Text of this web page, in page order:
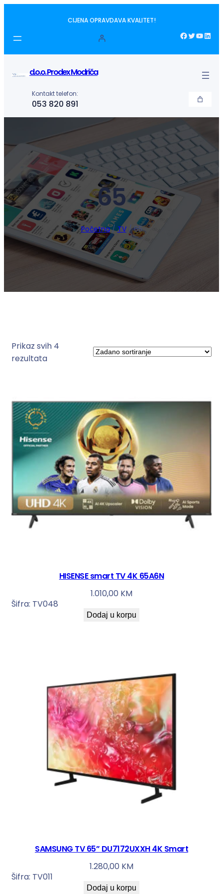
sadržaj
CIJENA OPRAVDAVA KVALITET!
Facebook Twitter YouTube LinkedIn
d.o.o. Prodex Modriča
Kontakt telefon:
053 820 891
65
Početna/TV/ 65
Prikaz svih 4
rezultata
HISENSE smart TV 4K 65A6N
1.010,00 KM
Šifra: TV048
Dodaj u korpu
SAMSUNG TV 65” DU7172UXXH 4K Smart
1.280,00 KM
Šifra: TV011
Dodaj u korpu